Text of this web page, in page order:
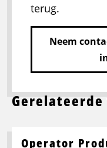
terug.
Neem
Operator